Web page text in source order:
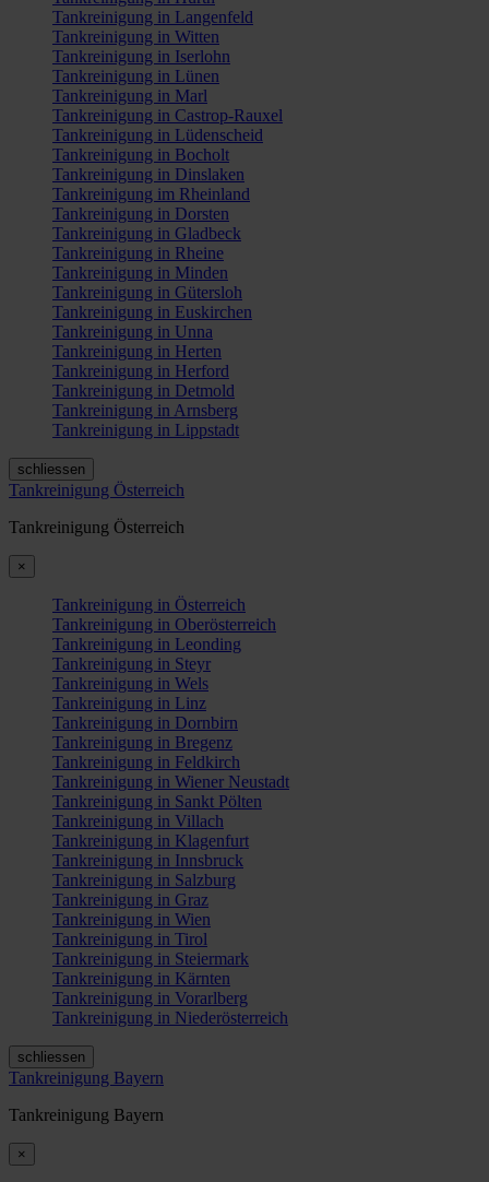
Tankreinigung in Langenfeld
Tankreinigung in Witten
Tankreinigung in Iserlohn
Tankreinigung in Lünen
Tankreinigung in Marl
Tankreinigung in Castrop-Rauxel
Tankreinigung in Lüdenscheid
Tankreinigung in Bocholt
Tankreinigung in Dinslaken
Tankreinigung im Rheinland
Tankreinigung in Dorsten
Tankreinigung in Gladbeck
Tankreinigung in Rheine
Tankreinigung in Minden
Tankreinigung in Gütersloh
Tankreinigung in Euskirchen
Tankreinigung in Unna
Tankreinigung in Herten
Tankreinigung in Herford
Tankreinigung in Detmold
Tankreinigung in Arnsberg
Tankreinigung in Lippstadt
schliessen
Tankreinigung Österreich
Tankreinigung Österreich
×
Tankreinigung in Österreich
Tankreinigung in Oberösterreich
Tankreinigung in Leonding
Tankreinigung in Steyr
Tankreinigung in Wels
Tankreinigung in Linz
Tankreinigung in Dornbirn
Tankreinigung in Bregenz
Tankreinigung in Feldkirch
Tankreinigung in Wiener Neustadt
Tankreinigung in Sankt Pölten
Tankreinigung in Villach
Tankreinigung in Klagenfurt
Tankreinigung in Innsbruck
Tankreinigung in Salzburg
Tankreinigung in Graz
Tankreinigung in Wien
Tankreinigung in Tirol
Tankreinigung in Steiermark
Tankreinigung in Kärnten
Tankreinigung in Vorarlberg
Tankreinigung in Niederösterreich
schliessen
Tankreinigung Bayern
Tankreinigung Bayern
×